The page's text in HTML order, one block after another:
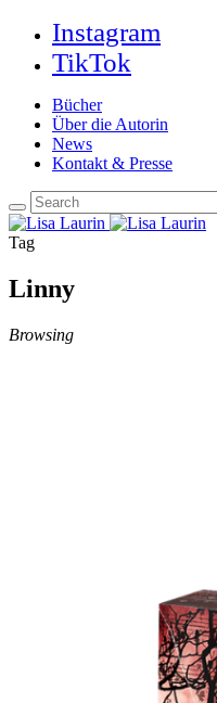
Instagram
TikTok
Bücher
Über die Autorin
News
Kontakt & Presse
Tag
Linny
Browsing